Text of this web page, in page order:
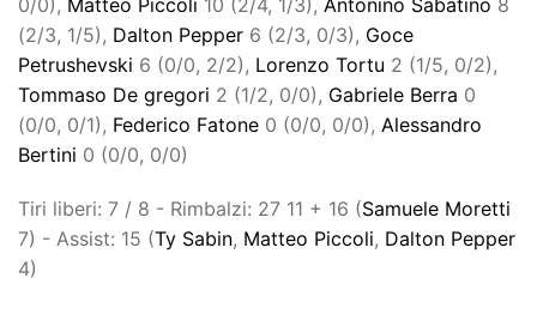
(2/3, 1/5), Dalton Pepper 6 (2/3, 0/3), Goce
Petrushevski 6 (0/0, 2/2), Lorenzo Tortu 2 (1/5, 0/2),
Tommaso De gregori 2 (1/2, 0/0), Gabriele Berra 0
(0/0, 0/1), Federico Fatone 0 (0/0, 0/0), Alessandro
Bertini 0 (0/0, 0/0)
Tiri liberi: 7 / 8 - Rimbalzi: 27 11 + 16 (Samuele Moretti
7) - Assist: 15 (Ty Sabin, Matteo Piccoli, Dalton Pepper
4)